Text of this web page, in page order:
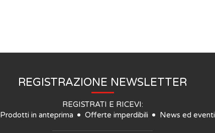
REGISTRAZIONE NEWSLETTER
REGISTRATI E RICEVI:
Prodotti in anteprima
Offerte imperdibili News ed eventi